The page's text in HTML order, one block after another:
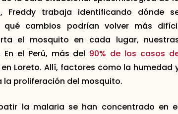
Freddy trabaja identificando dónde
cambios podrían volver más
el mosquito en cada lugar,
el Perú, más del 90% de los casos
Loreto. Allí, factores como la humedad
la proliferación del mosquito.
la malaria se han concentrado en